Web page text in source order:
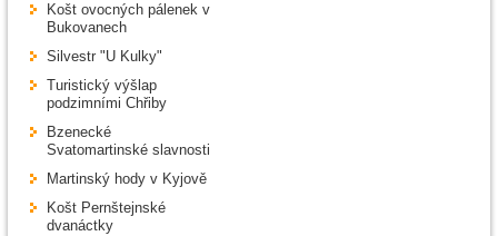
Košt ovocných pálenek v
Bukovanech
Silvestr "U Kulky"
Turistický výšlap
podzimními Chřiby
Bzenecké
Svatomartinské slavnosti
Martinský hody v Kyjově
Košt Pernštejnské
dvanáctky